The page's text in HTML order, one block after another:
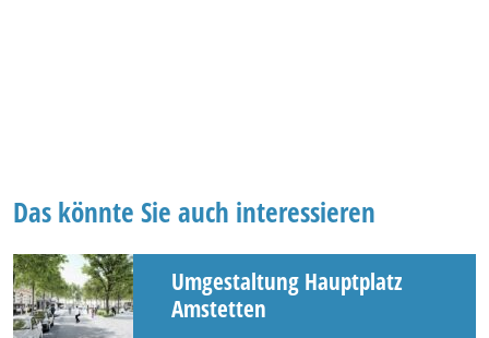
Das könnte Sie auch interessieren
Umgestaltung Hauptplatz
Amstetten